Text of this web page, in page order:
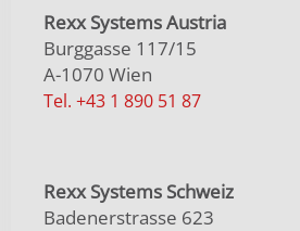
Rexx Systems Austria
Burggasse 117/15
A-1070 Wien
Tel. +43 1 890 51 87
Rexx Systems Schweiz
Badenerstrasse 623